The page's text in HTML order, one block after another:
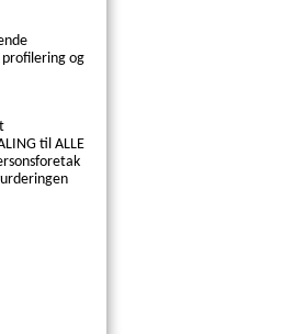
profilering og
til ALLE